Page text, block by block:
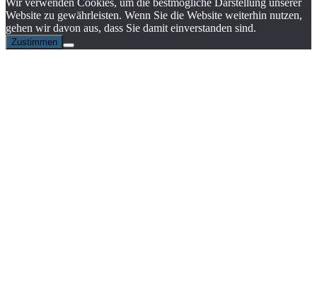
Website zu gewährleisten. Wenn Sie die Website weiterhin nutzen,
gehen wir davon aus, dass Sie damit einverstanden sind.
Zustimmen